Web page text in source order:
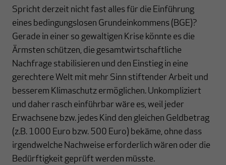
Spricht derzeit nicht fast alles für die Einführung
eines bedingungslosen Grundeinkommens (BGE)?
Gerade in einer so gewaltigen Krise könnte es die
Ärmsten schützen, die gesamtwirtschaftliche
Nachfrage stabilisieren und den Einstieg in eine
gerechtere Welt mit mehr Sinn stiftender Arbeit und
besserem Klimaschutz ermöglichen. Unkompliziert
und daher rasch einführbar wäre es, weil jeder
Erwachsene bzw. jedes Kind den gleichen Geldbetrag
(z.B. 1000 Euro bzw. 500 Euro) bekäme, ohne dass
irgendwelche Nachweise erforderlich wären oder die
Bedürftigkeit geprüft werden müsste.